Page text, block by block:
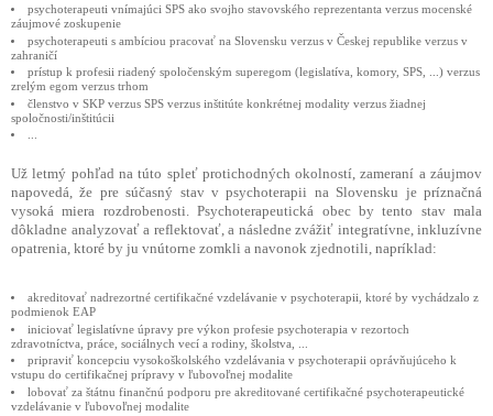
psychoterapeuti vnímajúci SPS ako svojho stavovského reprezentanta verzus mocenské
záujmové zoskupenie
psychoterapeuti s ambíciou pracovať na Slovensku verzus v Českej republike verzus v
zahraničí
prístup k profesii riadený spoločenským superegom (legislatíva, komory, SPS, ...) verzus
zrelým egom verzus trhom
členstvo v SKP verzus SPS verzus inštitúte konkrétnej modality verzus žiadnej
spoločnosti/inštitúcii
...
Už letmý pohľad na túto spleť protichodných okolností, zameraní a záujmov
napovedá, že pre súčasný stav v psychoterapii na Slovensku je príznačná
vysoká miera rozdrobenosti. Psychoterapeutická obec by tento stav mala
dôkladne analyzovať a reflektovať, a následne zvážiť integratívne, inkluzívne
opatrenia, ktoré by ju vnútorne zomkli a navonok zjednotili, napríklad:
akreditovať nadrezortné certifikačné vzdelávanie v psychoterapii, ktoré by vychádzalo z
podmienok EAP
iniciovať legislatívne úpravy pre výkon profesie psychoterapia v rezortoch
zdravotníctva, práce, sociálnych vecí a rodiny, školstva, ...
pripraviť koncepciu vysokoškolského vzdelávania v psychoterapii oprávňujúceho k
vstupu do certifikačnej prípravy v ľubovoľnej modalite
lobovať za štátnu finančnú podporu pre akreditované certifikačné psychoterapeutické
vzdelávanie v ľubovoľnej modalite